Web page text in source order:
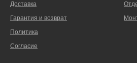
Доставка
Гарантия и возврат
Политика
Согласие